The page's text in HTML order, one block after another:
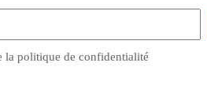
la politique de confidentialité